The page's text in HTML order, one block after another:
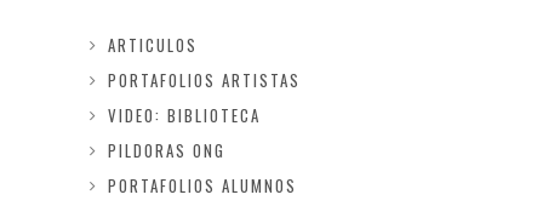
ARTICULOS
PORTAFOLIOS ARTISTAS
VIDEO: BIBLIOTECA
PILDORAS ONG
PORTAFOLIOS ALUMNOS